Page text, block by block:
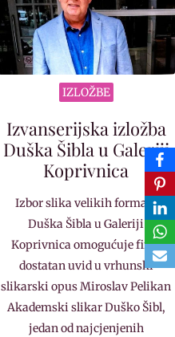
IZLOŽBE
Izvanserijska izložba
Duška Šibla u Galeriji
Koprivnica
Izbor slika velikih formata
Duška Šibla u Galeriji
Koprivnica omogućuje fini i
dostatan uvid u vrhunski
slikarski opus Miroslav Pelikan
Akademski slikar Duško Šibl,
jedan od najcjenjenih